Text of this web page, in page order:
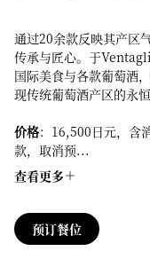
通过20余款反映其产区
传承与匠心。于
国际美食与各款葡萄酒
现传统葡萄酒产区的永
价格：16,500日元，含
款，取消预...
查看更多
预订餐位